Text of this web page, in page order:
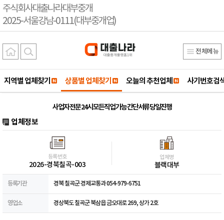
주식회사대출나라대부중개
2025-서울강남-0111(대부중개업)
전체메뉴
지역별 업체찾기 상품별 업체찾기 오늘의 추천업체 사기번호검
사업자 전문 24시 모든직업 가능 간단서류 당일진행
업체정보
등록번호
2026-경북칠곡-003
업체명
블랙대부
등록기관 경북 칠곡군 경제교통과 054-979-6751
영업소 경상북도 칠곡군 북삼읍 금오대로 269, 상가 2호